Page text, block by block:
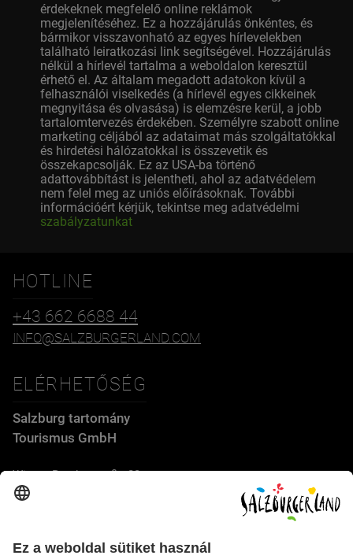
érdekeknek megfelelő online reklámok
megjelenítéséhez. Ez a hozzájárulás önkéntes, és
bármikor visszavonható az egyes hírlevelekben
található leiratkozási link segítségével. Hozzájárulás
nélkül a hírlevél tartalma a weboldalon keresztül
érhető el. Az általam megadott adatokon kívül a
felhasználói viselkedés (a hírlevél egyes cikkeinek
megnyitása és olvasása) is elemzésre kerül, a jobb
tartalomtervezés érdekében. Személyre szabott online
marketing céljából az adataimat más szolgáltatókkal
és hirdetési hálózatokkal is összevetik és
összekapcsolják. Ez az USA-ba történő
adattovábbítást is jelentheti, ahol az adatvédelem
nem felel meg az uniós előírásoknak. További
információért kérjük, tekintse meg adatvédelmi
szabályzatunkat
HOTLINE
+43 662 6688 44
INFO@SALZBURGERLAND.COM
ELÉRHETŐSÉG
Salzburg tartomány
Tourismus GmbH
Wiener Bundesstraße 23
5300 Hallwang